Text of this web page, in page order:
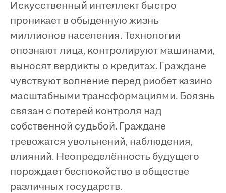
Искусственный интеллект быстро
проникает в обыденную жизнь
миллионов населения. Технологии
опознают лица, контролируют машинами,
выносят вердикты о кредитах. Граждане
чувствуют волнение перед риобет казино
масштабными трансформациями. Боязнь
связан с потерей контроля над
собственной судьбой. Граждане
тревожатся увольнений, наблюдения,
влияний. Неопределённость будущего
порождает беспокойство в обществе
различных государств.